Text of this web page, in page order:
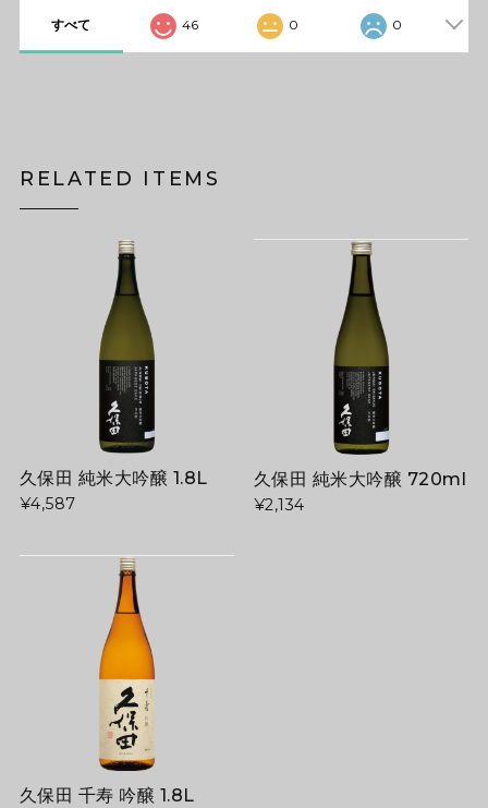
すべて 46 0 0
RELATED ITEMS
久保田 純米大吟醸 1.8L
¥4,587
久保田 純米大吟醸 720ml
¥2,134
久保田 千寿 吟醸 1.8L